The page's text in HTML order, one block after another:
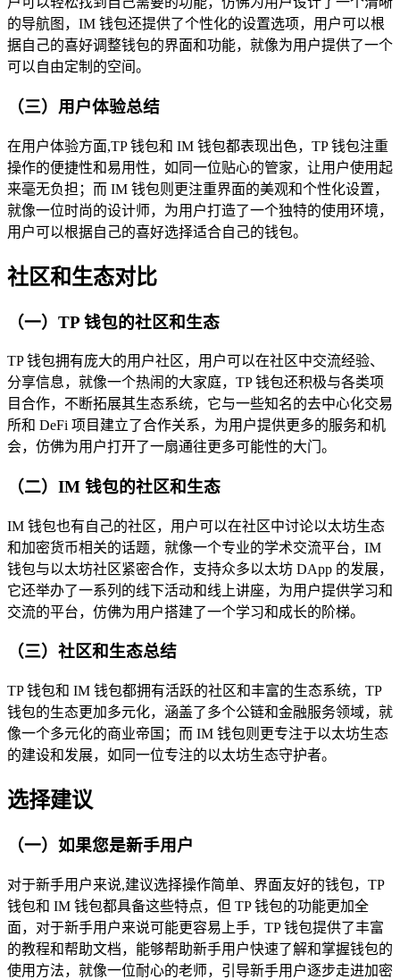
的导航图，IM 钱包还提供了个性化的设置选项，用户可以根
据自己的喜好调整钱包的界面和功能，就像为用户提供了一个
可以自由定制的空间。
（三）用户体验总结
在用户体验方面,TP 钱包和 IM 钱包都表现出色，TP 钱包注重
操作的便捷性和易用性，如同一位贴心的管家，让用户使用起
来毫无负担；而 IM 钱包则更注重界面的美观和个性化设置，
就像一位时尚的设计师，为用户打造了一个独特的使用环境，
用户可以根据自己的喜好选择适合自己的钱包。
社区和生态对比
（一）TP 钱包的社区和生态
TP 钱包拥有庞大的用户社区，用户可以在社区中交流经验、
分享信息，就像一个热闹的大家庭，TP 钱包还积极与各类项
目合作，不断拓展其生态系统，它与一些知名的去中心化交易
所和 DeFi 项目建立了合作关系，为用户提供更多的服务和机
会，仿佛为用户打开了一扇通往更多可能性的大门。
（二）IM 钱包的社区和生态
IM 钱包也有自己的社区，用户可以在社区中讨论以太坊生态
和加密货币相关的话题，就像一个专业的学术交流平台，IM
钱包与以太坊社区紧密合作，支持众多以太坊 DApp 的发展，
它还举办了一系列的线下活动和线上讲座，为用户提供学习和
交流的平台，仿佛为用户搭建了一个学习和成长的阶梯。
（三）社区和生态总结
TP 钱包和 IM 钱包都拥有活跃的社区和丰富的生态系统，TP
钱包的生态更加多元化，涵盖了多个公链和金融服务领域，就
像一个多元化的商业帝国；而 IM 钱包则更专注于以太坊生态
的建设和发展，如同一位专注的以太坊生态守护者。
选择建议
（一）如果您是新手用户
对于新手用户来说,建议选择操作简单、界面友好的钱包，TP
钱包和 IM 钱包都具备这些特点，但 TP 钱包的功能更加全
面，对于新手用户来说可能更容易上手，TP 钱包提供了丰富
的教程和帮助文档，能够帮助新手用户快速了解和掌握钱包的
使用方法，就像一位耐心的老师，引导新手用户逐步走进加密